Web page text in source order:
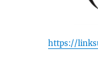
https://